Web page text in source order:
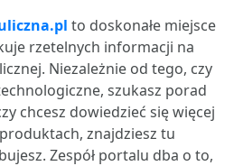
to doskonałe miejsce
rzetelnych informacji na
Niezależnie od tego, czy
szukasz porad
chcesz dowiedzieć się więcej
znajdziesz tu
Zespół portalu dba o to,